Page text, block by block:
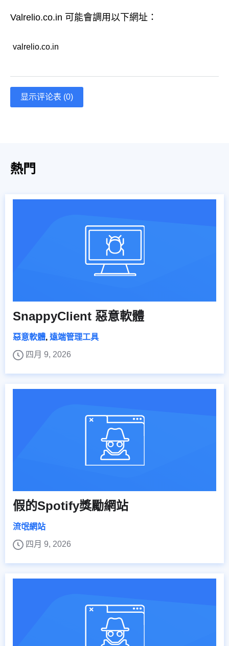
Valrelio.co.in 可能會調用以下網址：
valrelio.co.in
显示评论表 (0)
熱門
SnappyClient 惡意軟體
惡意軟體, 遠端管理工具
四月 9, 2026
假的Spotify獎勵網站
流氓網站
四月 9, 2026